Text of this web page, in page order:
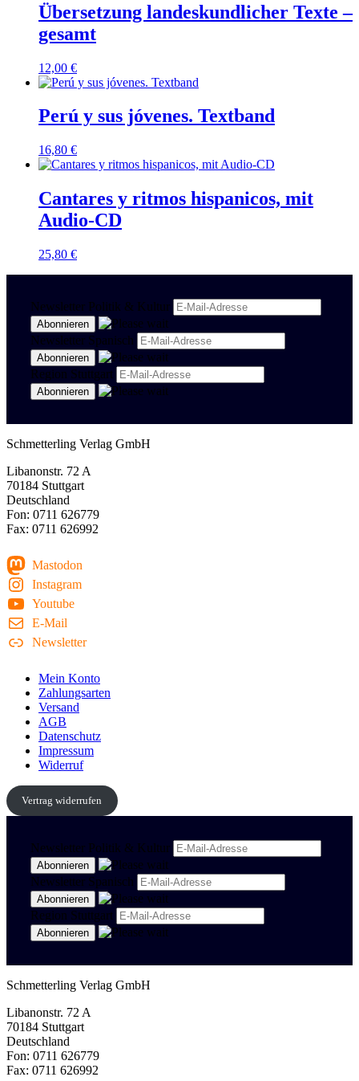
Übersetzung landeskundlicher Texte –
gesamt
12,00 €
Perú y sus jóvenes. Textband
16,80 €
Cantares y ritmos hispanicos, mit
Audio-CD
25,80 €
Newsletter Politik & Kultur
Newsletter Spanisch
Region Stuttgart
Schmetterling Verlag GmbH
Libanonstr. 72 A
70184 Stuttgart
Deutschland
Fon: 0711 626779
Fax: 0711 626992
Mastodon
Instagram
Youtube
E-Mail
Newsletter
Mein Konto
Zahlungsarten
Versand
AGB
Datenschutz
Impressum
Widerruf
Vertrag widerrufen
Newsletter Politik & Kultur
Newsletter Spanisch
Region Stuttgart
Schmetterling Verlag GmbH
Libanonstr. 72 A
70184 Stuttgart
Deutschland
Fon: 0711 626779
Fax: 0711 626992